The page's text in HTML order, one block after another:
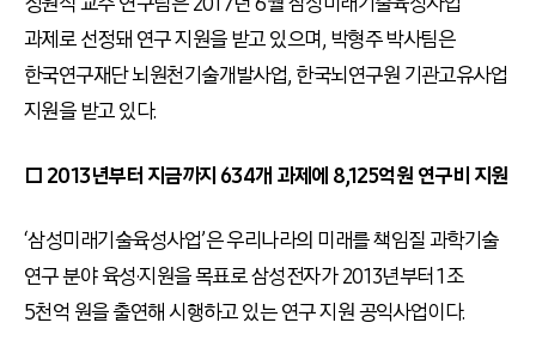
과제로 선정돼 연구 지원을 받고 있으며, 박형주 박사팀은
한국연구재단 뇌원천기술개발사업, 한국뇌연구원 기관고유사업
지원을 받고 있다.
□ 2013년부터 지금까지 634개 과제에 8,125억원 연구비 지원
‘삼성미래기술육성사업’은 우리나라의 미래를 책임질 과학기술
연구 분야 육성·지원을 목표로 삼성전자가 2013년부터 1조
5천억 원을 출연해 시행하고 있는 연구 지원 공익사업이다.